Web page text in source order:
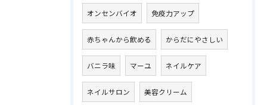
オンセンバイオ 免疫力アップ
赤ちゃんから飲める からだにやさしい
バニラ味 マーユ ネイルケア
ネイルサロン 美容クリーム